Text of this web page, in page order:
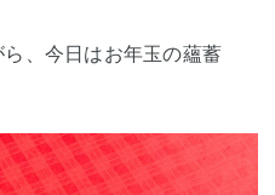
、今日はお年玉の蘊蓄